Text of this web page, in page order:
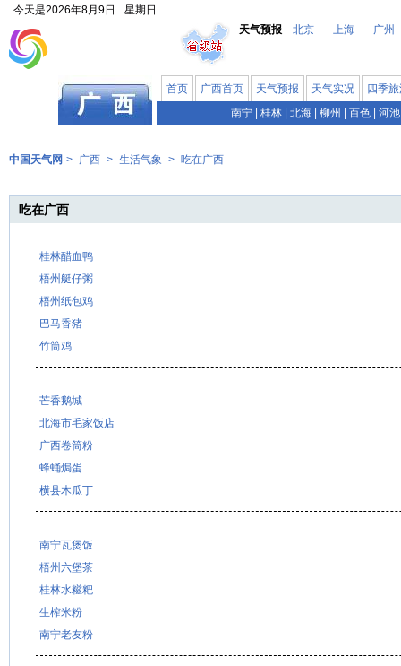
今天是2026年8月9日
星期日
天气预报
北京 上海 广州
首页 广西首页 天气预报 天气实况
四季
南宁
桂林 北海 柳州 百色 河池
中国天气网 > 广西 > 生活气象 > 吃在广西
吃在广西
桂林醋血鸭
梧州艇仔粥
梧州纸包鸡
巴马香猪
竹筒鸡
芒香鹅城
北海市毛家饭店
广西卷筒粉
蜂蛹焗蛋
横县木瓜丁
南宁瓦煲饭
梧州六堡茶
桂林水糍粑
生榨米粉
南宁老友粉